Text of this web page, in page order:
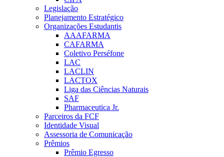
Legislação
Planejamento Estratégico
Organizações Estudantis
AAAFARMA
CAFARMA
Coletivo Perséfone
LAC
LACLIN
LACTOX
Liga das Ciências Naturais
SAF
Pharmaceutica Jr.
Parceiros da FCF
Identidade Visual
Assessoria de Comunicação
Prêmios
Prêmio Egresso